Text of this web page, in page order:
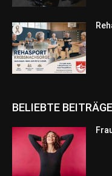
BELIEBTE BEITRÄGE